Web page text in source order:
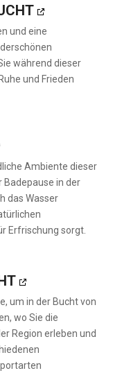
und eine
während dieser
und Frieden
Ambiente dieser
Badepause in der
das Wasser
Erfrischung sorgt.
um in der Bucht von
wo Sie die
Region erleben und